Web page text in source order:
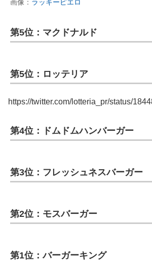
画像： ラッキーピエロ
第5位：マクドナルド
第5位：ロッテリア
https://twitter.com/lotteria_pr/status/
第4位：ドムドムハンバーガー
第3位：フレッシュネスバーガー
第2位：モスバーガー
第1位：バーガーキング